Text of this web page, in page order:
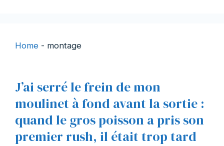
Home - montage
J’ai serré le frein de mon
moulinet à fond avant la sortie :
quand le gros poisson a pris son
premier rush, il était trop tard